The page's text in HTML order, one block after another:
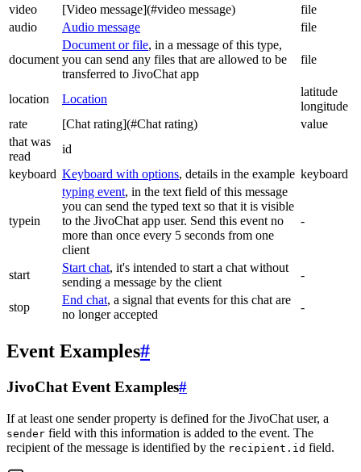
video
[Video message](#video message)
file
audio
Audio message file
document
Document or file, in a message of this type,
you can send any files that are allowed to be
transferred to JivoChat app
file
location Location
latitude
longitude
rate
[Chat rating](#Chat rating)
value
that was
read
id
keyboard Keyboard with options, details in the example keyboard
typein
typing event, in the text field of this message
you can send the typed text so that it is visible
to the JivoChat app user. Send this event no
more than once every 5 seconds from one
client
-
start
Start chat, it's intended to start a chat without
sending a message by the client
-
stop
End chat, a signal that events for this chat are
no longer accepted
-
Event Examples#
JivoChat Event Examples#
If at least one sender property is defined for the JivoChat user, a
sender field with this information is added to the event. The
recipient of the message is identified by the recipient.id field.